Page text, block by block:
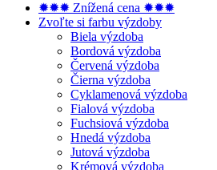
✹✹✹ Znížená cena ✹✹✹
Zvoľte si farbu výzdoby
Biela výzdoba
Bordová výzdoba
Červená výzdoba
Čierna výzdoba
Cyklamenová výzdoba
Fialová výzdoba
Fuchsiová výzdoba
Hnedá výzdoba
Jutová výzdoba
Krémová výzdoba